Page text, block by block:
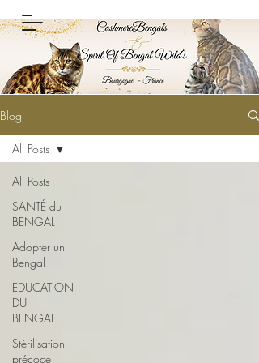
Blog
All Posts
SANTÉ du
BENGAL
Adopter un
Bengal
EDUCATION
DU
BENGAL
Stérilisation
précoce
All Posts